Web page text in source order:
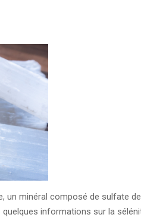
un minéral composé de sulfate
informations sur la